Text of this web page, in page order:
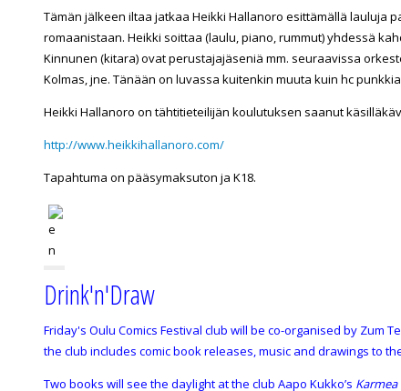
Tämän jälkeen iltaa jatkaa Heikki Hallanoro esittämällä lauluja
romaanistaan. Heikki soittaa (laulu, piano, rummut) yhdessä
Kinnunen (kitara) ovat perustajajäseniä mm. seuraavissa
Kolmas, jne. Tänään on luvassa kuitenkin muuta kuin hc
Heikki Hallanoro on tähtitieteilijän koulutuksen saanut
http://www.heikkihallanoro.com/
Tapahtuma on pääsymaksuton ja K18.
Drink'n'Draw
Friday's Oulu Comics Festival club will be co-organised by Zum
the club includes comic book releases, music and drawings to
Two books will see the daylight at the club Aapo Kukko’s